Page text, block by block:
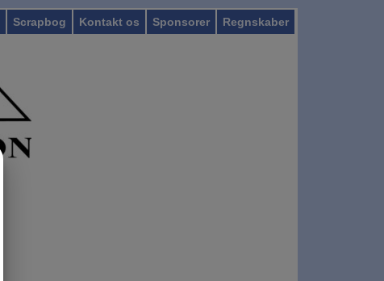
Scrapbog Kontakt os Sponsorer Regnskaber